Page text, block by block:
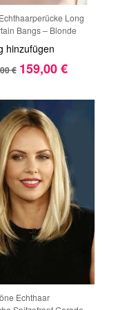
Long
Bangs – Blonde
aus 100% Echthaar
hinzufügen
€ 159,00 €
Echthaar